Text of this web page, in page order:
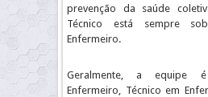
prevenção da saúde
Técnico está sempre
Enfermeiro.
Geralmente, a equipe
Enfermeiro, Técnico em